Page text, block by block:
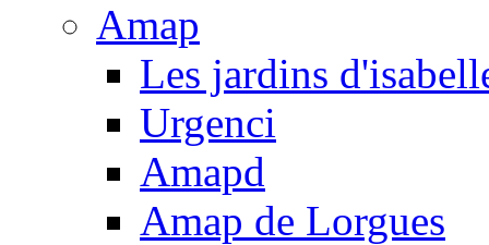
Amap
Les jardins
Urgenci
Amapd
Amap de Lorgues